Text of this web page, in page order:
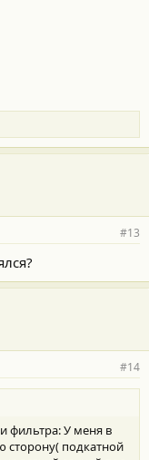
#13
#14
фильтра: У меня в
подкатной